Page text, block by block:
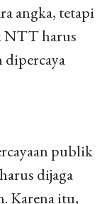
angka, tetapi
NTT harus
dipercaya
publik
dijaga
Karena itu,